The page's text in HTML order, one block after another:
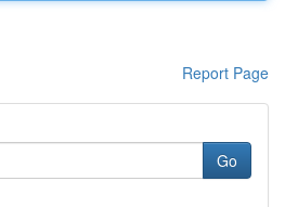
Report Page
Go